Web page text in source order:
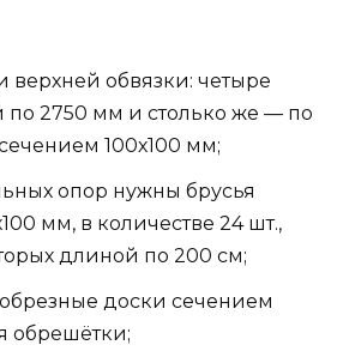
обвязки: четыре
по 2750 мм и столько же — по
100х100 мм;
опор нужны брусья
мм, в количестве 24 шт.,
длиной по 200 см;
доски сечением
обрешётки;